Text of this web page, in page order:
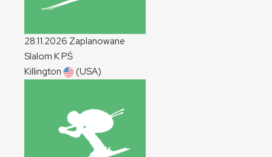
28.11.2026 Zaplanowane
Slalom KPŚ
Killington
(USA)